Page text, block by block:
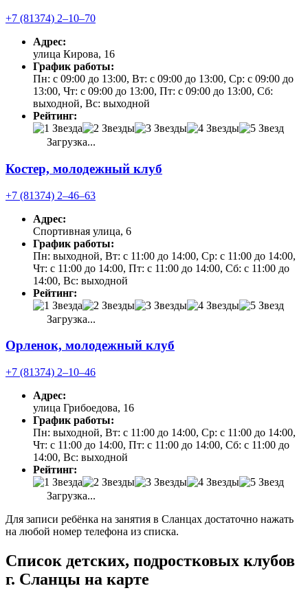
+7 (81374) 2‒10‒70
Адрес:
улица Кирова, 16
График работы:
Пн: с 09:00 до 13:00, Вт: с 09:00 до 13:00, Ср: с 09:00 до
13:00, Чт: с 09:00 до 13:00, Пт: с 09:00 до 13:00, Сб:
выходной, Вс: выходной
Рейтинг:
Загрузка...
Костер, молодежный клуб
+7 (81374) 2‒46‒63
Адрес:
Спортивная улица, 6
График работы:
Пн: выходной, Вт: с 11:00 до 14:00, Ср: с 11:00 до 14:00,
Чт: с 11:00 до 14:00, Пт: с 11:00 до 14:00, Сб: с 11:00 до
14:00, Вс: выходной
Рейтинг:
Загрузка...
Орленок, молодежный клуб
+7 (81374) 2‒10‒46
Адрес:
улица Грибоедова, 16
График работы:
Пн: выходной, Вт: с 11:00 до 14:00, Ср: с 11:00 до 14:00,
Чт: с 11:00 до 14:00, Пт: с 11:00 до 14:00, Сб: с 11:00 до
14:00, Вс: выходной
Рейтинг:
Загрузка...
Для записи ребёнка на занятия в Сланцах достаточно нажать
на любой номер телефона из списка.
Список детских, подростковых клубов
г. Сланцы на карте